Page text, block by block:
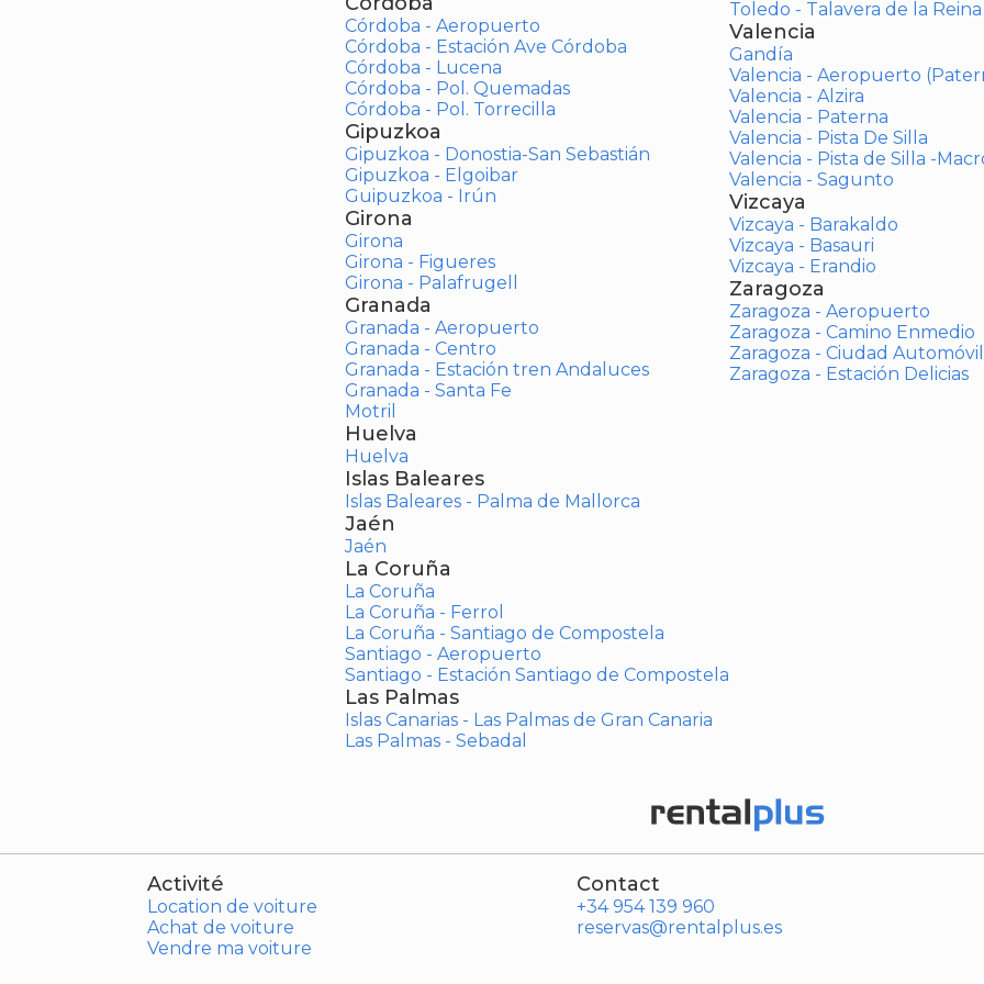
Córdoba - Aeropuerto
Córdoba - Estación Ave Córdoba
Córdoba - Lucena
Córdoba - Pol. Quemadas
Córdoba - Pol. Torrecilla
Gipuzkoa
Gipuzkoa - Donostia-San Sebastián
Gipuzkoa - Elgoibar
Guipuzkoa - Irún
Girona
Girona
Girona - Figueres
Girona - Palafrugell
Granada
Granada - Aeropuerto
Granada - Centro
Granada - Estación tren Andaluces
Granada - Santa Fe
Motril
Huelva
Huelva
Islas Baleares
Islas Baleares - Palma de Mallorca
Jaén
Jaén
La Coruña
La Coruña
La Coruña - Ferrol
La Coruña - Santiago de Compostela
Santiago - Aeropuerto
Santiago - Estación Santiago de Compostela
Las Palmas
Islas Canarias - Las Palmas de Gran Canaria
Las Palmas - Sebadal
Toledo - Talavera de la Reina
Valencia
Gandía
Valencia - Aeropuerto
Valencia - Alzira
Valencia - Paterna
Valencia - Pista De Silla
Valencia - Pista de Silla -
Valencia - Sagunto
Vizcaya
Vizcaya - Barakaldo
Vizcaya - Basauri
Vizcaya - Erandio
Zaragoza
Zaragoza - Aeropuerto
Zaragoza - Camino Enmedio
Zaragoza - Ciudad Automóvil
Zaragoza - Estación Delicias
Activité
Location de voiture
Achat de voiture
Vendre ma voiture
Contact
+34 954 139 960
reservas@rentalplus.es